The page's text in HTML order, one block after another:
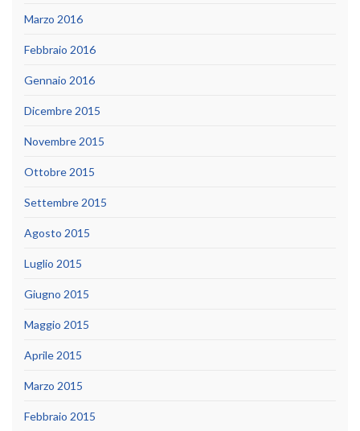
Marzo 2016
Febbraio 2016
Gennaio 2016
Dicembre 2015
Novembre 2015
Ottobre 2015
Settembre 2015
Agosto 2015
Luglio 2015
Giugno 2015
Maggio 2015
Aprile 2015
Marzo 2015
Febbraio 2015